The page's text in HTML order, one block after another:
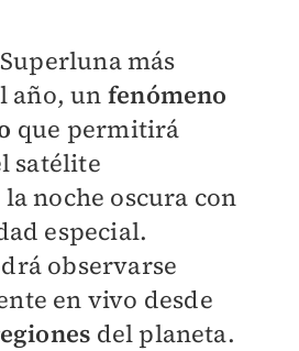
más
año, un fenómeno
que permitirá
satélite
noche oscura con
especial.
observarse
en vivo desde
del planeta.